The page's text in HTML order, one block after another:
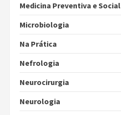
Medicina Preventiva e Social
Microbiologia
Na Prática
Nefrologia
Neurocirurgia
Neurologia